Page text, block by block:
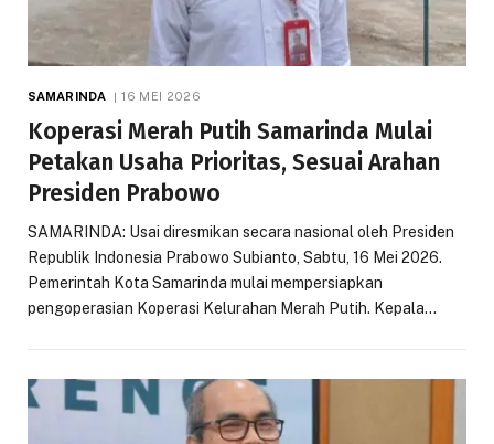
SAMARINDA 16 MEI 2026
Koperasi Merah Putih Samarinda Mulai
Petakan Usaha Prioritas, Sesuai Arahan
Presiden Prabowo
SAMARINDA: Usai diresmikan secara nasional oleh Presiden
Republik Indonesia Prabowo Subianto, Sabtu, 16 Mei 2026.
Pemerintah Kota Samarinda mulai mempersiapkan
pengoperasian Koperasi Kelurahan Merah Putih. Kepala…